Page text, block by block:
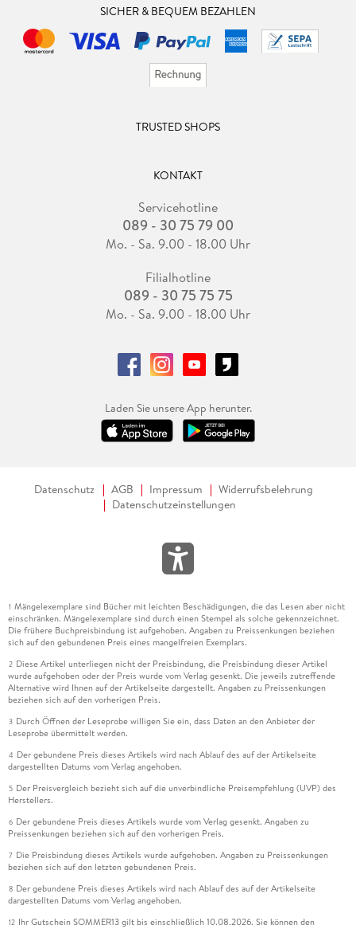
SICHER & BEQUEM BEZAHLEN
TRUSTED SHOPS
KONTAKT
Servicehotline
089 - 30 75 79 00
Mo. - Sa. 9.00 - 18.00 Uhr
Filialhotline
089 - 30 75 75 75
Mo. - Sa. 9.00 - 18.00 Uhr
Laden Sie unsere App herunter.
Datenschutz AGB Impressum
Widerrufsbelehrung
Datenschutzeinstellungen
1 Mängelexemplare sind Bücher mit leichten Beschädigungen, die das Lesen aber nicht
einschränken. Mängelexemplare sind durch einen Stempel als solche gekennzeichnet.
Die frühere Buchpreisbindung ist aufgehoben. Angaben zu Preissenkungen beziehen
sich auf den gebundenen Preis eines mangelfreien Exemplars.
2 Diese Artikel unterliegen nicht der Preisbindung, die Preisbindung dieser Artikel
wurde aufgehoben oder der Preis wurde vom Verlag gesenkt. Die jeweils zutreffende
Alternative wird Ihnen auf der Artikelseite dargestellt. Angaben zu Preissenkungen
beziehen sich auf den vorherigen Preis.
3 Durch Öffnen der Leseprobe willigen Sie ein, dass Daten an den Anbieter der
Leseprobe übermittelt werden.
4 Der gebundene Preis dieses Artikels wird nach Ablauf des auf der Artikelseite
dargestellten Datums vom Verlag angehoben.
5 Der Preisvergleich bezieht sich auf die unverbindliche Preisempfehlung (UVP) des
Herstellers.
6 Der gebundene Preis dieses Artikels wurde vom Verlag gesenkt. Angaben zu
Preissenkungen beziehen sich auf den vorherigen Preis.
7 Die Preisbindung dieses Artikels wurde aufgehoben. Angaben zu Preissenkungen
beziehen sich auf den letzten gebundenen Preis.
8 Der gebundene Preis dieses Artikels wird nach Ablauf des auf der Artikelseite
dargestellten Datums vom Verlag angehoben.
12 Ihr Gutschein SOMMER13 gilt bis einschließlich 10.08.2026. Sie können den